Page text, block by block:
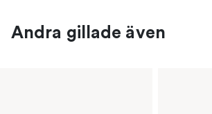
Andra gillade även